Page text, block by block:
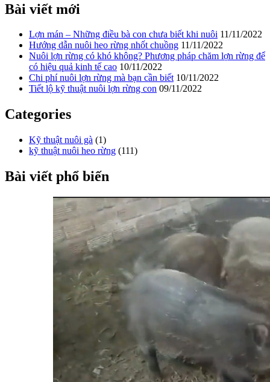
Bài viết mới
Lợn mán – Những điều bà con chưa biết khi nuôi 11/11/2022
Hướng dẫn nuôi heo rừng nhốt chuồng 11/11/2022
Nuôi lợn rừng có khó không? Phương pháp chăm lợn rừng để
có hiệu quả kinh tế cao 10/11/2022
Chi phí nuôi lợn rừng mà bạn cần biết 10/11/2022
Tiết lộ kỹ thuật nuôi lợn rừng con 09/11/2022
Categories
Kỹ thuật nuôi gà (1)
kỹ thuật nuôi heo rừng (111)
Bài viết phổ biến